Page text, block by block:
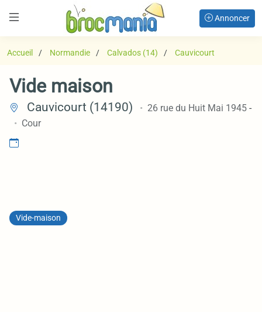
Annoncer
Accueil Normandie Calvados (14) Cauvicourt
Vide maison
Cauvicourt (14190) 26 rue du Huit Mai 1945 -
Cour
Vide-maison